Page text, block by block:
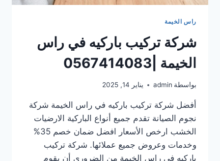
راس الخيمة
شركة تركيب باركيه في راس
الخيمة |0567414083
بواسطة admin يناير 14, 2025
أفضل شركة تركيب باركيه في راس الخيمة شركة
نجوم الصيانة تقدم جميع أنواع الباركية الارضيات
الخشب ارخص الأسعار افضل ضمان خصم 35%
وخدمات وعروض جميع عملائها. شركة تركيب
باركيه في راس الخيمة من الضروري أن يقوم